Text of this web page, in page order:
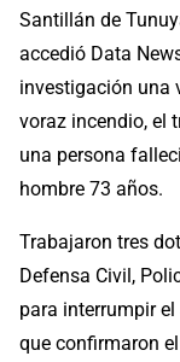
Santillán de
accedió Data
investigación una
voraz incendio, el
una persona
hombre 73 años.
Trabajaron tres
Defensa Civil,
para interrumpir
que confirmaron